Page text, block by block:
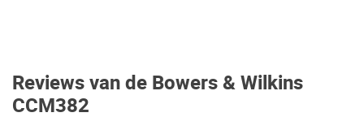
Reviews van de Bowers & Wilkins
CCM382